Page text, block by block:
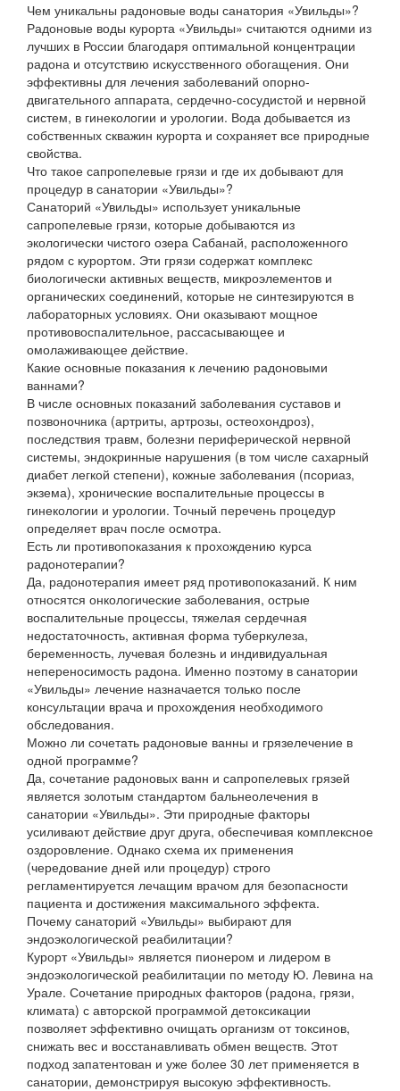
Чем уникальны радоновые воды санатория «Увильды»?
Радоновые воды курорта «Увильды» считаются одними из
лучших в России благодаря оптимальной концентрации
радона и отсутствию искусственного обогащения. Они
эффективны для лечения заболеваний опорно-
двигательного аппарата, сердечно-сосудистой и нервной
систем, в гинекологии и урологии. Вода добывается из
собственных скважин курорта и сохраняет все природные
свойства.
Что такое сапропелевые грязи и где их добывают для
процедур в санатории «Увильды»?
Санаторий «Увильды» использует уникальные
сапропелевые грязи, которые добываются из
экологически чистого озера Сабанай, расположенного
рядом с курортом. Эти грязи содержат комплекс
биологически активных веществ, микроэлементов и
органических соединений, которые не синтезируются в
лабораторных условиях. Они оказывают мощное
противовоспалительное, рассасывающее и
омолаживающее действие.
Какие основные показания к лечению радоновыми
ваннами?
В числе основных показаний заболевания суставов и
позвоночника (артриты, артрозы, остеохондроз),
последствия травм, болезни периферической нервной
системы, эндокринные нарушения (в том числе сахарный
диабет легкой степени), кожные заболевания (псориаз,
экзема), хронические воспалительные процессы в
гинекологии и урологии. Точный перечень процедур
определяет врач после осмотра.
Есть ли противопоказания к прохождению курса
радонотерапии?
Да, радонотерапия имеет ряд противопоказаний. К ним
относятся онкологические заболевания, острые
воспалительные процессы, тяжелая сердечная
недостаточность, активная форма туберкулеза,
беременность, лучевая болезнь и индивидуальная
непереносимость радона. Именно поэтому в санатории
«Увильды» лечение назначается только после
консультации врача и прохождения необходимого
обследования.
Можно ли сочетать радоновые ванны и грязелечение в
одной программе?
Да, сочетание радоновых ванн и сапропелевых грязей
является золотым стандартом бальнеолечения в
санатории «Увильды». Эти природные факторы
усиливают действие друг друга, обеспечивая комплексное
оздоровление. Однако схема их применения
(чередование дней или процедур) строго
регламентируется лечащим врачом для безопасности
пациента и достижения максимального эффекта.
Почему санаторий «Увильды» выбирают для
эндоэкологической реабилитации?
Курорт «Увильды» является пионером и лидером в
эндоэкологической реабилитации по методу Ю. Левина на
Урале. Сочетание природных факторов (радона, грязи,
климата) с авторской программой детоксикации
позволяет эффективно очищать организм от токсинов,
снижать вес и восстанавливать обмен веществ. Этот
подход запатентован и уже более 30 лет применяется в
санатории, демонстрируя высокую эффективность.